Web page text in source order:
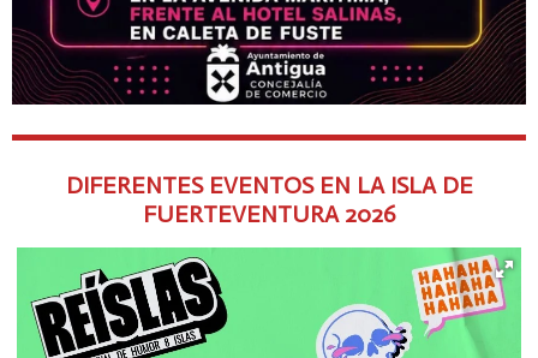
DIFERENTES EVENTOS EN LA ISLA DE
FUERTEVENTURA 2026